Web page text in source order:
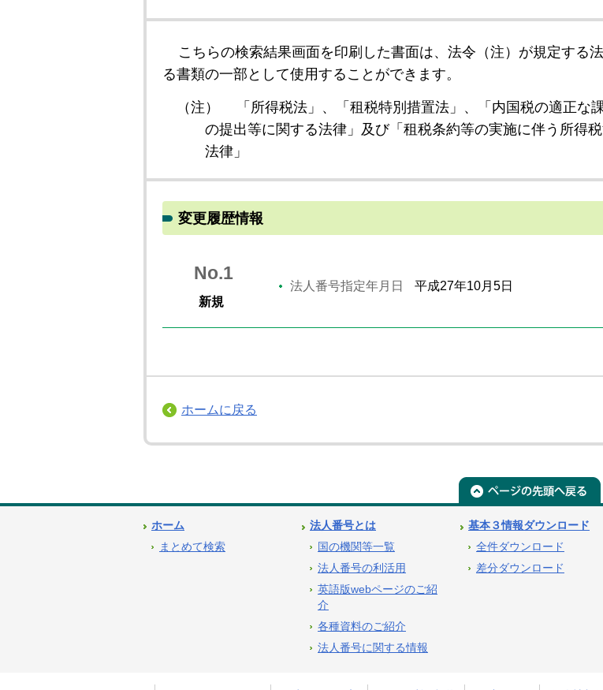
こちらの検索結果画面を印刷した書面は、法令（注）が規定する
る書類の一部として使用することができます。
（注）
「所得税法」、「租税特別措置法」、「内国税の適正
の提出等に関する法律」及び「租税条約等の実施に伴う所得
法律」
変更履歴情報
No.1
新規
法人番号指定年月日 平成27年10月5日
ホームに戻る
ホーム
まとめて検索
法人番号とは
国の機関等一覧
法人番号の利活用
英語版webページのご紹
介
各種資料のご紹介
法人番号に関する情報
基本３情報ダウンロード
全件ダウンロード
差分ダウンロード